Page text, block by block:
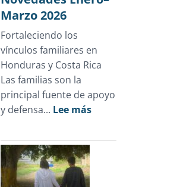
Marzo 2026
Fortaleciendo los
vínculos familiares en
Honduras y Costa Rica
Las familias son la
principal fuente de apoyo
y defensa... Lee más:
Enero–